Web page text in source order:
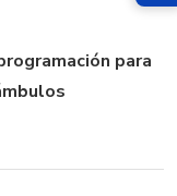
para